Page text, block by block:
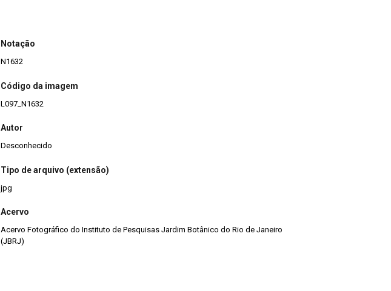
Notação
N1632
Código da imagem
L097_N1632
Autor
Desconhecido
Tipo de arquivo (extensão)
jpg
Acervo
Acervo Fotográfico do Instituto de Pesquisas Jardim Botânico do Rio de Janeiro
(JBRJ)